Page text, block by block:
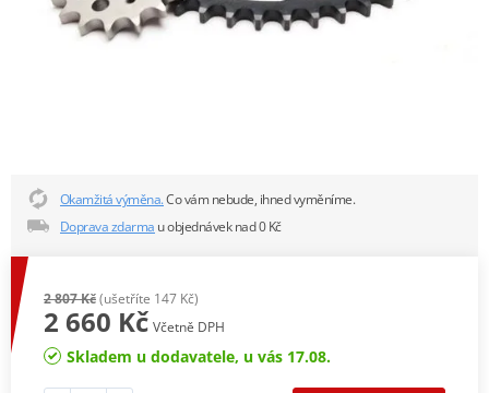
Okamžitá výměna.Co vám nebude, ihned vyměníme.
Doprava zdarma u objednávek nad 0 Kč
2 807 Kč(ušetříte 147 Kč)
2 660 Kč Včetně DPH
Skladem u dodavatele, u vás 17.08.